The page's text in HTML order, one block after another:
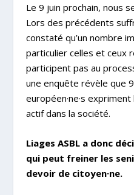
Le 9 juin prochain, nous
Lors des précédents
constaté qu’un nombre
particulier celles et ceux
participent pas au
une enquête révèle que
européen·ne·s
actif dans la société.
Liages ASBL a donc
qui peut freiner les
devoir de citoyen·ne.